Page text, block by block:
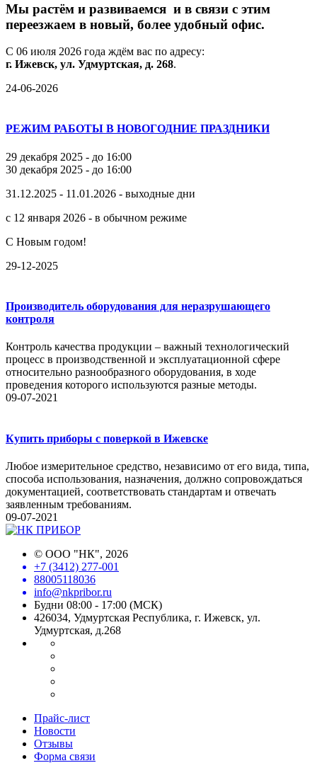
Мы растём и развиваемся и в связи с этим
переезжаем в новый, более удобный офис.
С 06 июля 2026 года ждём вас по адресу:
г. Ижевск, ул. Удмуртская, д. 268.
24-06-2026
РЕЖИМ РАБОТЫ В НОВОГОДНИЕ ПРАЗДНИКИ
29 декабря 2025 - до 16:00
30 декабря 2025 - до 16:00
31.12.2025 - 11.01.2026 - выходные дни
с 12 января 2026 - в обычном режиме
С Новым годом!
29-12-2025
Производитель оборудования для неразрушающего
контроля
Контроль качества продукции – важный технологический
процесс в производственной и эксплуатационной сфере
относительно разнообразного оборудования, в ходе
проведения которого используются разные методы.
09-07-2021
Купить приборы с поверкой в Ижевске
Любое измерительное средство, независимо от его вида, типа,
способа использования, назначения, должно сопровождаться
документацией, соответствовать стандартам и отвечать
заявленным требованиям.
09-07-2021
© ООО "НК", 2026
+7 (3412) 277-001
88005118036
info@nkpribor.ru
Будни 08:00 - 17:00 (МСК)
426034, Удмуртская Республика, г. Ижевск, ул.
Удмуртская, д.268
Прайс-лист
Новости
Отзывы
Форма связи